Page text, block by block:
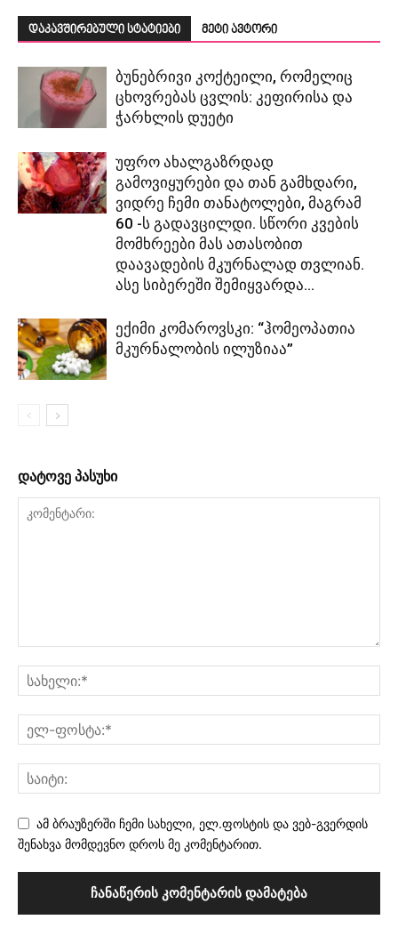
დაკავშირებული სტატიები მეტი ავტორი
ბუნებრივი კოქტეილი, რომელიც
ცხოვრებას ცვლის: კეფირისა და
ჭარხლის დუეტი
უფრო ახალგაზრდად
გამოვიყურები და თან გამხდარი,
ვიდრე ჩემი თანატოლები, მაგრამ
60 -ს გადავცილდი. სწორი კვების
მომხრეები მას ათასობით
დაავადების მკურნალად თვლიან.
ასე სიბერეში შემიყვარდა...
ექიმი კომაროვსკი: “ჰომეოპათია
მკურნალობის ილუზიაა”
დატოვე პასუხი
ამ ბრაუზერში ჩემი სახელი, ელ.ფოსტის და ვებ-გვერდის
შენახვა მომდევნო დროს მე კომენტარით.